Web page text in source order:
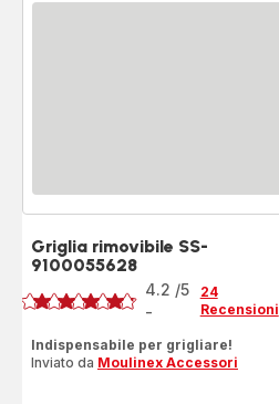
Griglia rimovibile SS-
9100055628
Voto
4.2 /5
-
24
Recensioni
Indispensabile per grigliare!
Inviato da Moulinex Accessori